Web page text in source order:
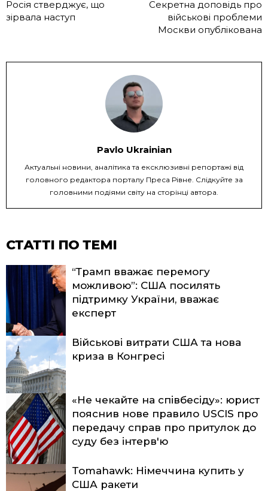
Росія стверджує, що
зірвала наступ
Секретна доповідь про
військові проблеми
Москви опублікована
Pavlo Ukrainian
Актуальні новини, аналітика та ексклюзивні репортажі від
головного редактора порталу Преса Рівне. Слідкуйте за
головними подіями світу на сторінці автора.
СТАТТІ ПО ТЕМІ
“Трамп вважає перемогу
можливою”: США посилять
підтримку України, вважає
експерт
Військові витрати США та нова
криза в Конгресі
«Не чекайте на співбесіду»: юрист
пояснив нове правило USCIS про
передачу справ про притулок до
суду без інтерв'ю
Tomahawk: Німеччина купить у
США ракети